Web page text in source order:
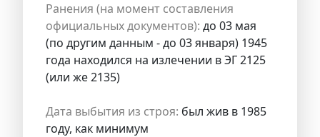
Ранения (на момент составления
официальных документов): до 03 мая
(по другим данным - до 03 января) 1945
года находился на излечении в ЭГ 2125
(или же 2135)
Дата выбытия из строя: был жив в 1985
году, как минимум